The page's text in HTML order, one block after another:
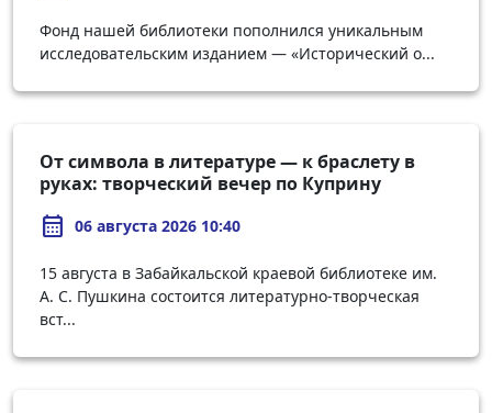
Фонд нашей библиотеки пополнился уникальным
исследовательским изданием — «Исторический о...
От символа в литературе — к браслету в
руках: творческий вечер по Куприну
calendar_month 06 августа 2026 10:40
15 августа в Забайкальской краевой библиотеке им.
А. С. Пушкина состоится литературно-творческая
вст...